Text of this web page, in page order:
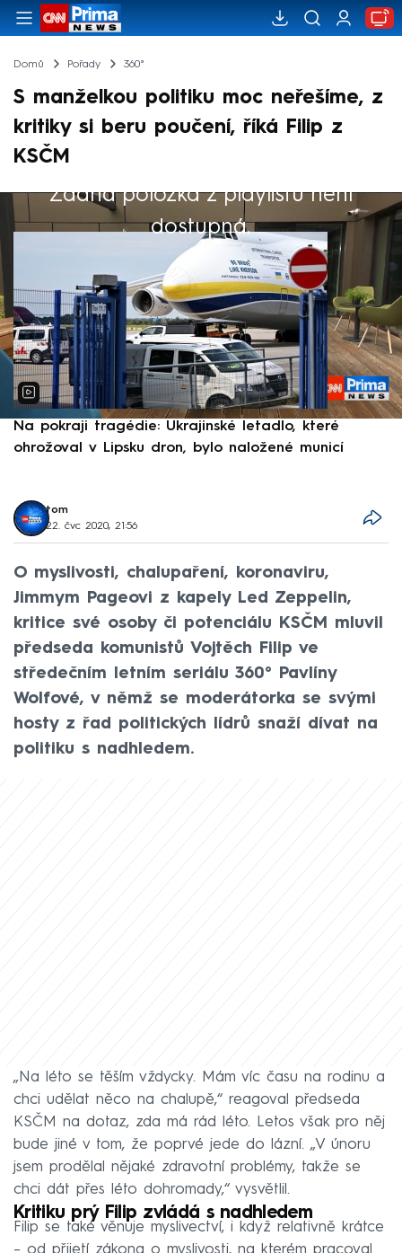
Domů Pořady 360°
S manželkou politiku moc neřešíme, z
kritiky si beru poučení, říká Filip z
KSČM
Žádná položka z playlistu není
dostupná.
Výběr redakce
Na pokraji tragédie: Ukrajinské letadlo, které
ohrožoval v Lipsku dron, bylo naložené municí
tom
22. čvc 2020, 21:56
O myslivosti, chalupaření, koronaviru,
Jimmym Pageovi z kapely Led Zeppelin,
kritice své osoby či potenciálu KSČM mluvil
předseda komunistů Vojtěch Filip ve
středečním letním seriálu 360° Pavlíny
Wolfové, v němž se moderátorka se svými
hosty z řad politických lídrů snaží dívat na
politiku s nadhledem.
„Na léto se těším vždycky. Mám víc času na rodinu a
chci udělat něco na chalupě,“ reagoval předseda
KSČM na dotaz, zda má rád léto. Letos však pro něj
bude jiné v tom, že poprvé jede do lázní. „V únoru
jsem prodělal nějaké zdravotní problémy, takže se
chci dát přes léto dohromady,“ vysvětlil.
Kritiku prý Filip zvládá s nadhledem
Filip se také věnuje myslivectví, i když relativně krátce
– od přijetí zákona o myslivosti, na kterém pracoval